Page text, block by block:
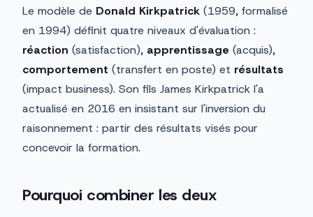
Le modèle de Donald Kirkpatrick (1959, formalisé
en 1994) définit quatre niveaux d'évaluation :
réaction (satisfaction), apprentissage (acquis),
comportement (transfert en poste) et résultats
(impact business). Son fils James Kirkpatrick l'a
actualisé en 2016 en insistant sur l'inversion du
raisonnement : partir des résultats visés pour
concevoir la formation.
Pourquoi combiner les deux